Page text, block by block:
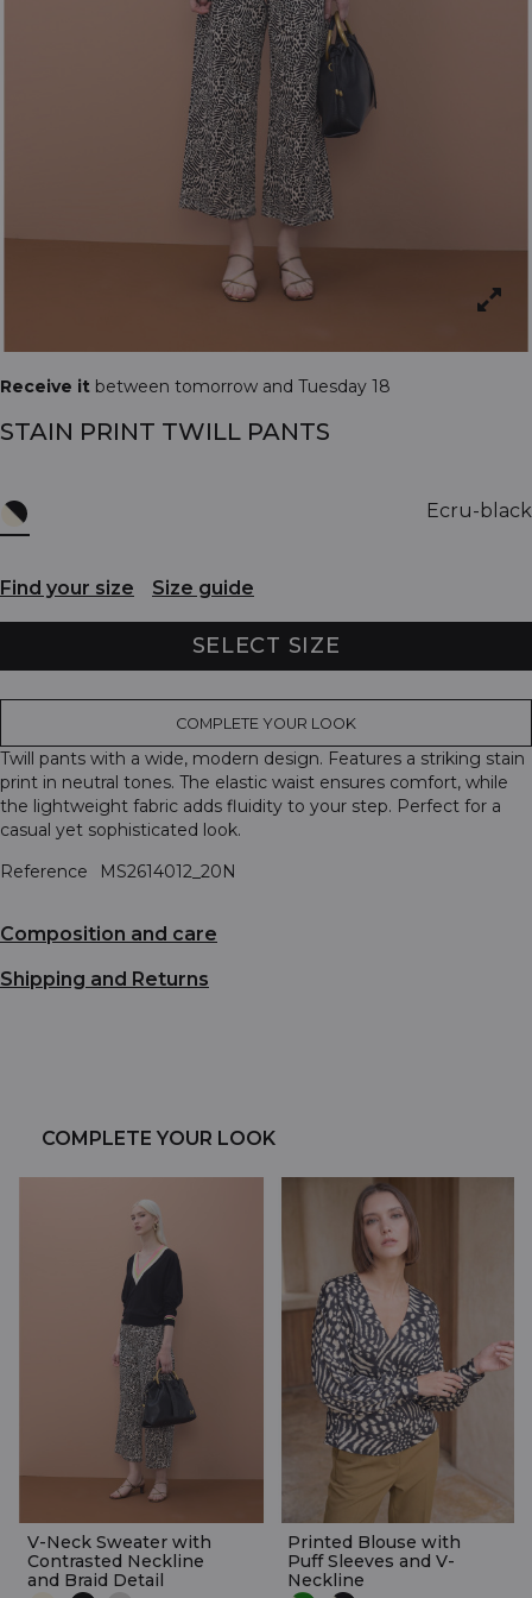
Receive it between tomorrow and Tuesday 18
STAIN PRINT TWILL PANTS
Ecru-black
Find your size Size guide
SELECT SIZE
COMPLETE YOUR LOOK
Twill pants with a wide, modern design. Features a striking stain
print in neutral tones. The elastic waist ensures comfort, while
the lightweight fabric adds fluidity to your step. Perfect for a
casual yet sophisticated look.
Reference
MS2614012_20N
Composition and care
Shipping and Returns
COMPLETE YOUR LOOK
V-Neck Sweater with
Contrasted Neckline
and Braid Detail
Printed Blouse with
Puff Sleeves and V-
Neckline